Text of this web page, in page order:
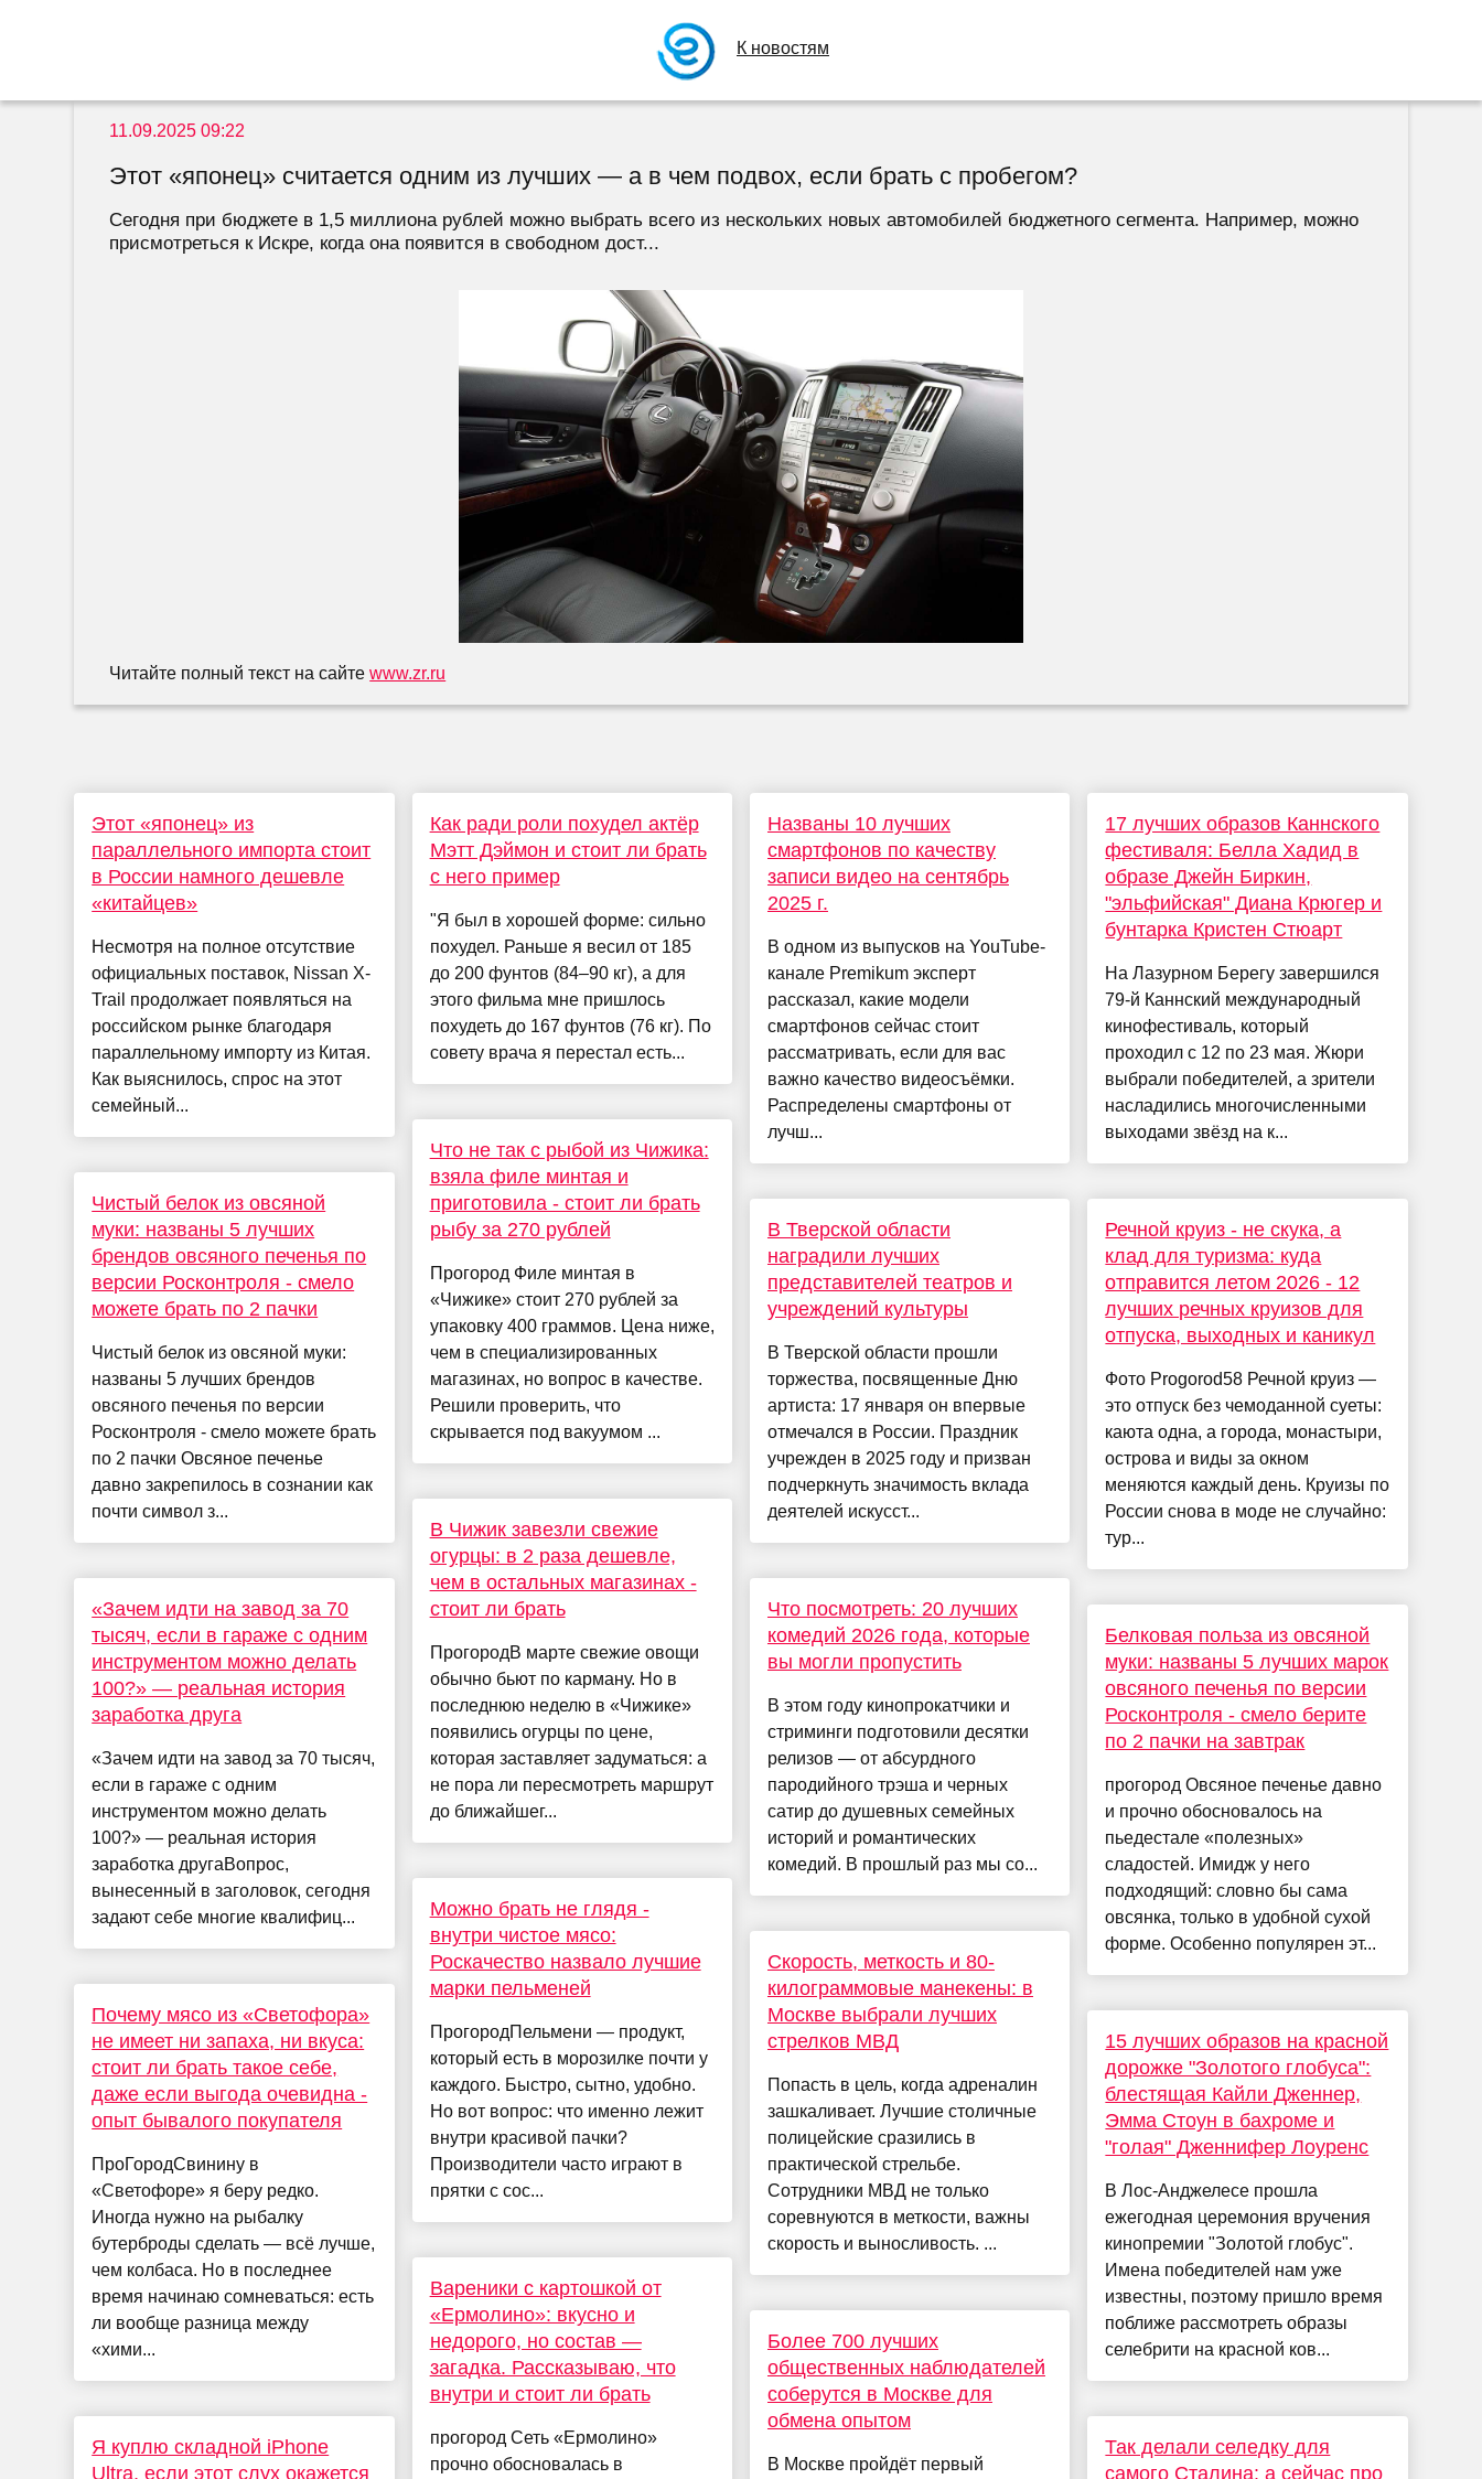
К новостям
11.09.2025 09:22
Этот «японец» считается одним из лучших — а в чем подвох, если брать с пробегом?
Сегодня при бюджете в 1,5 миллиона рублей можно выбрать всего из нескольких новых автомобилей бюджетного сегмента. Например, можно
присмотреться к Искре, когда она появится в свободном дост...
Читайте полный текст на сайтеwww.zr.ru
Этот «японец» из
параллельного импорта стоит
в России намного дешевле
«китайцев»
Несмотря на полное отсутствие
официальных поставок, Nissan X-
Trail продолжает появляться на
российском рынке благодаря
параллельному импорту из Китая.
Как выяснилось, спрос на этот
семейный...
Чистый белок из овсяной
муки: названы 5 лучших
брендов овсяного печенья по
версии Росконтроля - смело
можете брать по 2 пачки
Чистый белок из овсяной муки:
названы 5 лучших брендов
овсяного печенья по версии
Росконтроля - смело можете брать
по 2 пачки Овсяное печенье
давно закрепилось в сознании как
почти символ з...
«Зачем идти на завод за 70
тысяч, если в гараже с одним
инструментом можно делать
100?» — реальная история
заработка друга
«Зачем идти на завод за 70 тысяч,
если в гараже с одним
инструментом можно делать
100?» — реальная история
заработка другаВопрос,
вынесенный в заголовок, сегодня
задают себе многие квалифиц...
Почему мясо из «Светофора»
не имеет ни запаха, ни вкуса:
стоит ли брать такое себе,
даже если выгода очевидна -
опыт бывалого покупателя
ПроГородСвинину в
«Светофоре» я беру редко.
Иногда нужно на рыбалку
бутерброды сделать — всё лучше,
чем колбаса. Но в последнее
время начинаю сомневаться: есть
ли вообще разница между
«хими...
Я куплю складной iPhone
Ultra, если этот слух окажется
Как ради роли похудел актёр
Мэтт Дэймон и стоит ли брать
с него пример
"Я был в хорошей форме: сильно
похудел. Раньше я весил от 185
до 200 фунтов (84–90 кг), а для
этого фильма мне пришлось
похудеть до 167 фунтов (76 кг). По
совету врача я перестал есть...
Что не так с рыбой из Чижика:
взяла филе минтая и
приготовила - стоит ли брать
рыбу за 270 рублей
Прогород Филе минтая в
«Чижике» стоит 270 рублей за
упаковку 400 граммов. Цена ниже,
чем в специализированных
магазинах, но вопрос в качестве.
Решили проверить, что
скрывается под вакуумом ...
В Чижик завезли свежие
огурцы: в 2 раза дешевле,
чем в остальных магазинах -
стоит ли брать
ПрогородВ марте свежие овощи
обычно бьют по карману. Но в
последнюю неделю в «Чижике»
появились огурцы по цене,
которая заставляет задуматься: а
не пора ли пересмотреть маршрут
до ближайшег...
Можно брать не глядя -
внутри чистое мясо:
Роскачество назвало лучшие
марки пельменей
ПрогородПельмени — продукт,
который есть в морозилке почти у
каждого. Быстро, сытно, удобно.
Но вот вопрос: что именно лежит
внутри красивой пачки?
Производители часто играют в
прятки с сос...
Вареники с картошкой от
«Ермолино»: вкусно и
недорого, но состав —
загадка. Рассказываю, что
внутри и стоит ли брать
прогород Сеть «Ермолино»
прочно обосновалась в
Названы 10 лучших
смартфонов по качеству
записи видео на сентябрь
2025 г.
В одном из выпусков на YouTube-
канале Premikum эксперт
рассказал, какие модели
смартфонов сейчас стоит
рассматривать, если для вас
важно качество видеосъёмки.
Распределены смартфоны от
лучш...
В Тверской области
наградили лучших
представителей театров и
учреждений культуры
В Тверской области прошли
торжества, посвященные Дню
артиста: 17 января он впервые
отмечался в России. Праздник
учрежден в 2025 году и призван
подчеркнуть значимость вклада
деятелей искусст...
Что посмотреть: 20 лучших
комедий 2026 года, которые
вы могли пропустить
В этом году кинопрокатчики и
стриминги подготовили десятки
релизов — от абсурдного
пародийного трэша и черных
сатир до душевных семейных
историй и романтических
комедий. В прошлый раз мы со...
Скорость, меткость и 80-
килограммовые манекены: в
Москве выбрали лучших
стрелков МВД
Попасть в цель, когда адреналин
зашкаливает. Лучшие столичные
полицейские сразились в
практической стрельбе.
Сотрудники МВД не только
соревнуются в меткости, важны
скорость и выносливость. ...
Более 700 лучших
общественных наблюдателей
соберутся в Москве для
обмена опытом
В Москве пройдёт первый
17 лучших образов Каннского
фестиваля: Белла Хадид в
образе Джейн Биркин,
"эльфийская" Диана Крюгер и
бунтарка Кристен Стюарт
На Лазурном Берегу завершился
79-й Каннский международный
кинофестиваль, который
проходил с 12 по 23 мая. Жюри
выбрали победителей, а зрители
насладились многочисленными
выходами звёзд на к...
Речной круиз - не скука, а
клад для туризма: куда
отправится летом 2026 - 12
лучших речных круизов для
отпуска, выходных и каникул
Фото Progorod58 Речной круиз —
это отпуск без чемоданной суеты:
каюта одна, а города, монастыри,
острова и виды за окном
меняются каждый день. Круизы по
России снова в моде не случайно:
тур...
Белковая польза из овсяной
муки: названы 5 лучших марок
овсяного печенья по версии
Росконтроля - смело берите
по 2 пачки на завтрак
прогород Овсяное печенье давно
и прочно обосновалось на
пьедестале «полезных»
сладостей. Имидж у него
подходящий: словно бы сама
овсянка, только в удобной сухой
форме. Особенно популярен эт...
15 лучших образов на красной
дорожке "Золотого глобуса":
блестящая Кайли Дженнер,
Эмма Стоун в бахроме и
"голая" Дженнифер Лоуренс
В Лос-Анджелесе прошла
ежегодная церемония вручения
кинопремии "Золотой глобус".
Имена победителей нам уже
известны, поэтому пришло время
поближе рассмотреть образы
селебрити на красной ков...
Так делали селедку для
самого Сталина: а сейчас про